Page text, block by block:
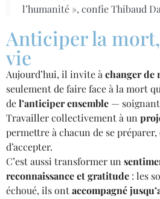
l’humanité », confie Thibaud
Anticiper la
vie
Aujourd’hui, il invite à changer de
seulement de faire face à la mort
del’anticiper ensemble —
Travailler collectivement à un
permettre à chacun de se
d’accepter.
C’est aussi transformer un
reconnaissance et gratitude : les
échoué, ils ontaccompagné